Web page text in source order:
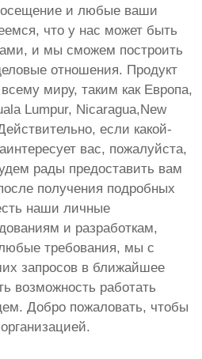
и любые ваши
что у нас может быть
и мы сможем построить
отношения. Продукт
миру, таким как Европа,
Lumpur, Nicaragua,New
если какой-
вас, пожалуйста,
рады предоставить вам
получения подробных
наши личные
и разработкам,
требования, мы с
запросов в ближайшее
возможность работать
Добро пожаловать, чтобы